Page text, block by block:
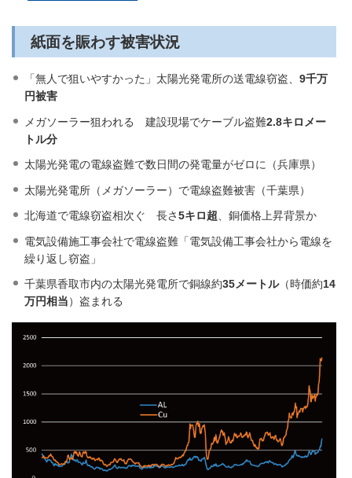
紙面を賑わす被害状況
「無人で狙いやすかった」太陽光発電所の送電線窃盗、 9千万
円被害
メガソーラー狙われる 建設現場でケーブル盗難2.8キロメー
トル分
太陽光発電の電線盗難で数日間の発電量がゼロに（兵庫県）
太陽光発電所（メガソーラー）で電線盗難被害（千葉県）
北海道で電線窃盗相次ぐ 長さ5キロ超 、銅価格上昇背景か
電気設備施工事会社で電線盗難「電気設備工事会社から電線を
繰り返し窃盗」
千葉県香取市内の太陽光発電所で銅線約35メートル（時価約14
万円相当）盗まれる